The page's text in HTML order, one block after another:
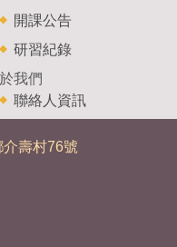
開課公告
研習紀錄
我們
聯絡人資訊
壽村76號